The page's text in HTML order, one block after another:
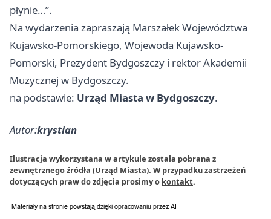
płynie…”.
Na wydarzenia zapraszają Marszałek Województwa
Kujawsko-Pomorskiego, Wojewoda Kujawsko-
Pomorski, Prezydent Bydgoszczy i rektor Akademii
Muzycznej w Bydgoszczy.
na podstawie: Urząd Miasta w Bydgoszczy.
Autor:krystian
Ilustracja wykorzystana w artykule została pobrana z
zewnętrznego źródła (Urząd Miasta). W przypadku zastrzeżeń
dotyczących praw do zdjęcia prosimy o kontakt.